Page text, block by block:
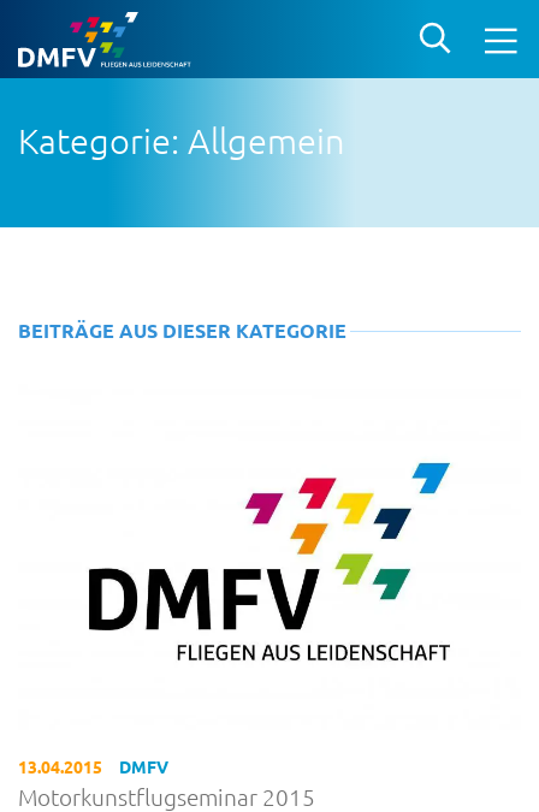
Kategorie: Allgemein
BEITRÄGE AUS DIESER KATEGORIE
13.04.2015 DMFV
Motorkunstflugseminar 2015